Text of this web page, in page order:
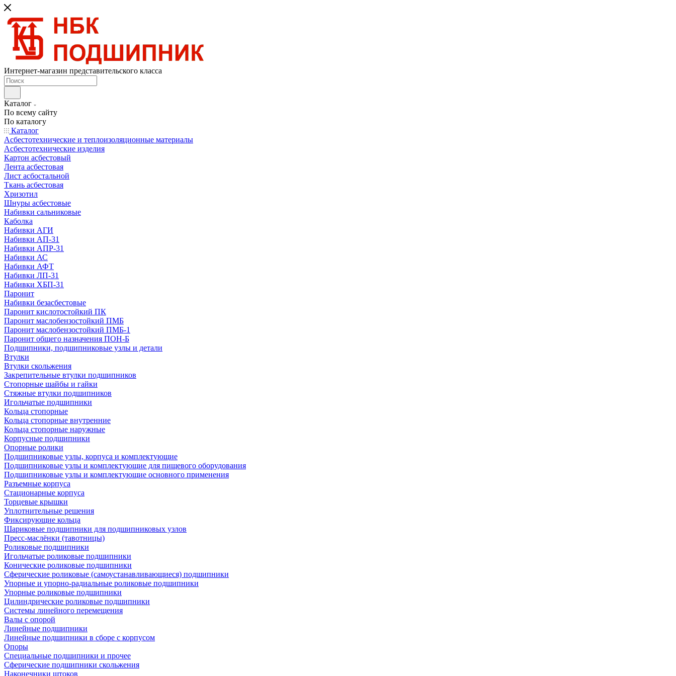
Интернет-магазин представительского класса
Каталог
По всему сайту
По каталогу
Каталог
Асбестотехнические и теплоизоляционные материалы
Асбестотехнические изделия
Картон асбестовый
Лента асбестовая
Лист асбостальной
Ткань асбестовая
Хризотил
Шнуры асбестовые
Набивки сальниковые
Каболка
Набивки АГИ
Набивки АП-31
Набивки АПР-31
Набивки АС
Набивки АФТ
Набивки ЛП-31
Набивки ХБП-31
Паронит
Набивки безасбестовые
Паронит кислотостойкий ПК
Паронит маслобензостойкий ПМБ
Паронит маслобензостойкий ПМБ-1
Паронит общего назначения ПОН-Б
Подшипники, подшипниковые узлы и детали
Втулки
Втулки скольжения
Закрепительные втулки подшипников
Стопорные шайбы и гайки
Стяжные втулки подшипников
Игольчатые подшипники
Кольца стопорные
Кольца стопорные внутренние
Кольца стопорные наружные
Корпусные подшипники
Опорные ролики
Подшипниковые узлы, корпуса и комплектующие
Подшипниковые узлы и комплектующие для пищевого оборудования
Подшипниковые узлы и комплектующие основного применения
Разъемные корпуса
Стационарные корпуса
Торцевые крышки
Уплотнительные решения
Фиксирующие кольца
Шариковые подшипники для подшипниковых узлов
Пресс-маслёнки (тавотницы)
Роликовые подшипники
Игольчатые роликовые подшипники
Конические роликовые подшипники
Сферические роликовые (самоустанавливающиеся) подшипники
Упорные и упорно-радиальные роликовые подшипники
Упорные роликовые подшипники
Цилиндрические роликовые подшипники
Системы линейного перемещения
Валы с опорой
Линейные подшипники
Линейные подшипники в сборе с корпусом
Опоры
Специальные подшипники и прочее
Сферические подшипники скольжения
Наконечники штоков